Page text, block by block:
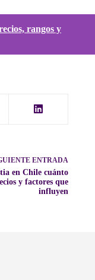
rangos y
ENTRADA
en Chile cuánto
y factores que
influyen